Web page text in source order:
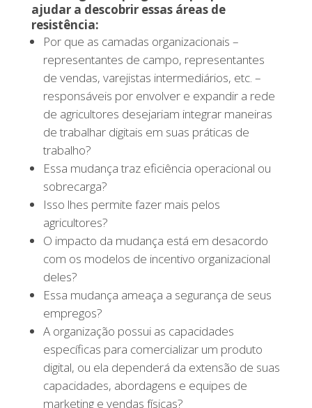
ajudar a descobrir essas áreas de
resistência:
Por que as camadas organizacionais –
representantes de campo, representantes
de vendas, varejistas intermediários, etc. –
responsáveis por envolver e expandir a rede
de agricultores desejariam integrar maneiras
de trabalhar digitais em suas práticas de
trabalho?
Essa mudança traz eficiência operacional ou
sobrecarga?
Isso lhes permite fazer mais pelos
agricultores?
O impacto da mudança está em desacordo
com os modelos de incentivo organizacional
deles?
Essa mudança ameaça a segurança de seus
empregos?
A organização possui as capacidades
específicas para comercializar um produto
digital, ou ela dependerá da extensão de suas
capacidades, abordagens e equipes de
marketing e vendas físicas?